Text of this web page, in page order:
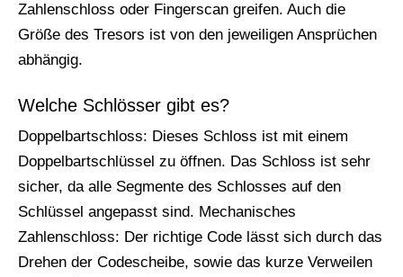
Zahlenschloss oder Fingerscan greifen. Auch die
Größe des Tresors ist von den jeweiligen Ansprüchen
abhängig.
Welche Schlösser gibt es?
Doppelbartschloss: Dieses Schloss ist mit einem
Doppelbartschlüssel zu öffnen. Das Schloss ist sehr
sicher, da alle Segmente des Schlosses auf den
Schlüssel angepasst sind. Mechanisches
Zahlenschloss: Der richtige Code lässt sich durch das
Drehen der Codescheibe, sowie das kurze Verweilen